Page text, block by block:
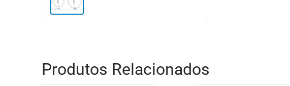
Produtos Relacionados